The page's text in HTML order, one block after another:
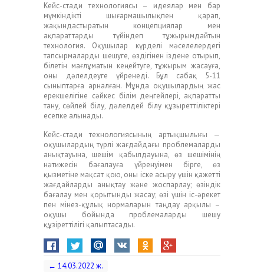
Кейс-стади технологиясы – идеялар мен бар
мүмкіндікті шығармашылықпен қарап,
жақындастыратын концепциялар мен
ақпараттарды түйіндеп тұжырымдайтын
технология. Оқушылар күрделі мәселелердегі
тапсырмаларды шешуге, өздігінен іздене отырып,
білетін мағлұматын кеңейтуге, тұжырым жасауға,
оны дәлелдеуге үйренеді. Бұл сабақ 5-11
сыныптарға арналған. Мұнда оқушылардың жас
ерекшелігіне сәйкес білім деңгейлері, ақпаратты
тану, сөйлей білу, дәлелдей білу құзыреттіліктері
есепке алынады.
Кейс-стади технологиясының артықшылығы —
оқушылардың түрлі жағдайдағы проблемаларды
анықтауына, шешім қабылдауына, өз шешімінің
нәтижесін бағалауға үйренуімен бірге, өз
қызметіне мақсат қою, оны іске асыру үшін қажетті
жағдайларды анықтау және жоспарлау; өзіндік
бағалау мен қорытынды жасау; өзі үшін іс-әрекет
пен мінез-құлық нормаларын таңдау арқылы –
оқушы бойында проблемаларды шешу
құзіреттілігі қалыптасады.
← 14.03.2022 ж.